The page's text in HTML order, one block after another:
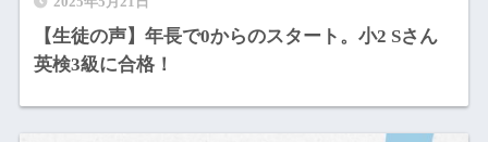
【生徒の声】年長で0からのスタート。小2 Sさん
英検3級に合格！